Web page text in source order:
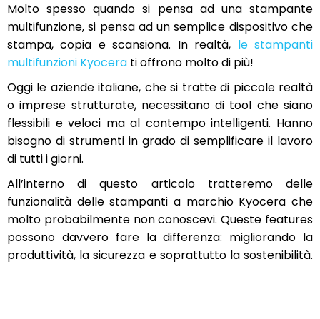
Molto spesso quando si pensa ad una stampante
multifunzione, si pensa ad un semplice dispositivo che
stampa, copia e scansiona. In realtà, le stampanti
multifunzioni Kyocera ti offrono molto di più!
Oggi le aziende italiane, che si tratte di piccole realtà
o imprese strutturate, necessitano di tool che siano
flessibili e veloci ma al contempo intelligenti. Hanno
bisogno di strumenti in grado di semplificare il lavoro
di tutti i giorni.
All’interno di questo articolo tratteremo delle
funzionalità delle stampanti a marchio Kyocera che
molto probabilmente non conoscevi. Queste features
possono davvero fare la differenza: migliorando la
produttività, la sicurezza e soprattutto la sostenibilità.